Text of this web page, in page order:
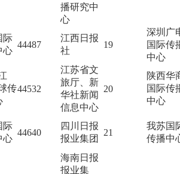
播研究中
心
际
心
44487
江西日报
社
19
深圳广
国际传
中心
传44532
江苏省文
旅厅、新
华社新闻
信息中心
20
陕西华
国际传
中心
际
心
44640
四川日报
报业集团
21
我苏国
传播中
海南日报
报业集